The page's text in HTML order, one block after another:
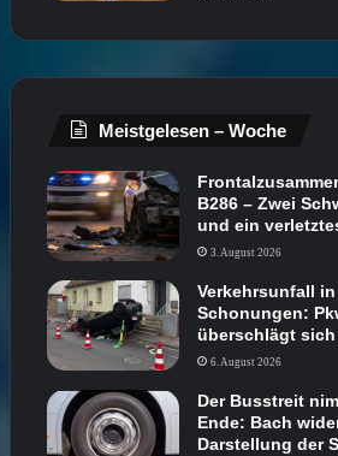
Meistgelesen – Woche
B286 – Zwei
und ein
3. August 2026
Verkehrsunfall in
Schonungen:
überschlägt sich
6. August 2026
Der Busstreit
Ende: Bach
Darstellung der